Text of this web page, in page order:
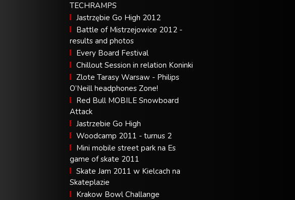
TECHRAMPS
Jastrzębie Go High 2012
Battle of Mistrzejowice 2012 -
results and photos
Every Board Festival
Chillout Session in relation Koninki
Zlote Tarasy Warsaw - Philips
O’Neill headphones Zone!
Red Bull MOBILE Snowboard
Attack
Jastrzebie Go High
Woodcamp 2011 - turnus 2
Mini mobile street park na Es
game of skate 2011
Skate Jam 2011 w Kielcach na
Skateplazie
Krakow Bowl Challange